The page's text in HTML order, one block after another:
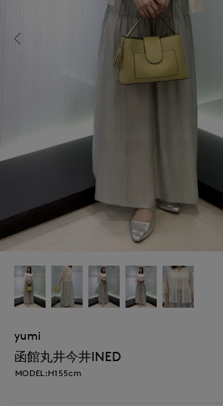
yumi
函館丸井今井INED
MODEL:H155cm